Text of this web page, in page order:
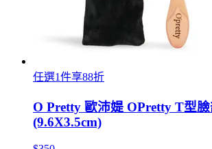
任選1件享88折
O Pretty 歐沛媞 OPretty T型
(9.6X3.5cm)